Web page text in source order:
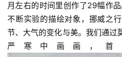
月左右的时间里创作了29幅作
不断实验的描绘对象，挪威之
节、大气的变化与美。我们通过
严寒中画画，首